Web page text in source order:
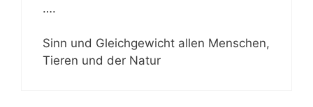
….
Sinn und Gleichgewicht allen Menschen,
Tieren und der Natur